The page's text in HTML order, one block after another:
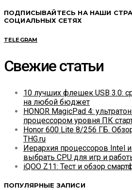
ПОДПИСЫВАЙТЕСЬ НА НАШИ
СОЦИАЛЬНЫХ СЕТЯХ
TELEGRAM
Свежие статьи
10 лучших флешек USB 3.0:
на любой бюджет
HONOR MagicPad 4:
процессором уровня ПК
Honor 600 Lite 8/256 ГБ.
THG.ru
Иерархия процессоров Intel
выбрать CPU для игр и
iQOO Z11: Тест и обзор
ПОПУЛЯРНЫЕ ЗАПИСИ